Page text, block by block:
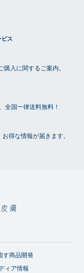
ビス
入に関するご案内。
全国一律送料無料！
得な情報が届きます。
す商品開発
ィア情報